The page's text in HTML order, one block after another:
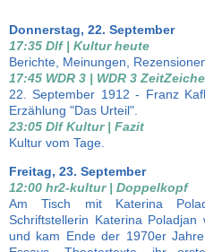
Donnerstag, 22. September
17:35 Dlf | Kultur heute
Berichte, Meinungen,
17:45 WDR 3 | WDR 3
22. September 1912 - Franz
Erzählung "Das Urteil".
23:05 Dlf Kultur | Fazit
Kultur vom Tage.
Freitag, 23. September
12:00 hr2-kultur | Doppelkopf
Am Tisch mit Katerina
Schriftstellerin Katerina
und kam Ende der 1970er